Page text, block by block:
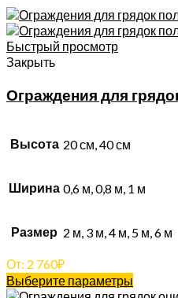
Быстрый просмотр
Закрыть
Ограждения для
Высота 20 см, 40 см
Ширина 0,6 м, 0,8 м, 1 м
Размер 2 м, 3 м, 4 м, 5 м, 6 м
От: 2 760₽
Выберите параметры